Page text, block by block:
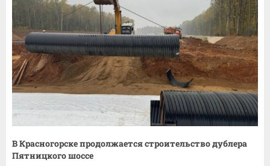
В Красногорске продолжается строительство дублера
Пятницкого шоссе